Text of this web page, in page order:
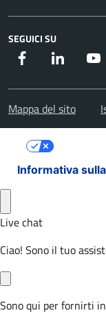
SEGUICI SU
Facebook Instagram
Mappa del sito
Informativa
Le tue